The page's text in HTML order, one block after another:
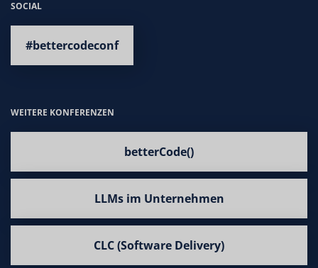
SOCIAL
#bettercodeconf
WEITERE KONFERENZEN
betterCode()
LLMs im Unternehmen
CLC (Software Delivery)